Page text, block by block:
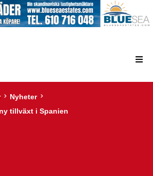
Nyheter
tillväxt i Spanien